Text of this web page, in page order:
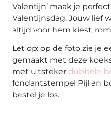
Valentijn’ maak je
Valentijnsdag. Jouw lief
altijd voor hem kiest,
Let op: op de foto zie je
gemaakt met deze
met uitsteker dubbele
fondantstempel Pijl en
bestel je los.